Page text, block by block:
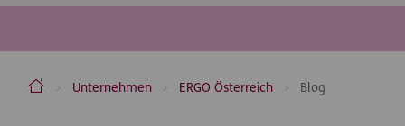
ERGO Versicherung Aktiengesellschaft
Unternehmen ERGO Österreich Blog